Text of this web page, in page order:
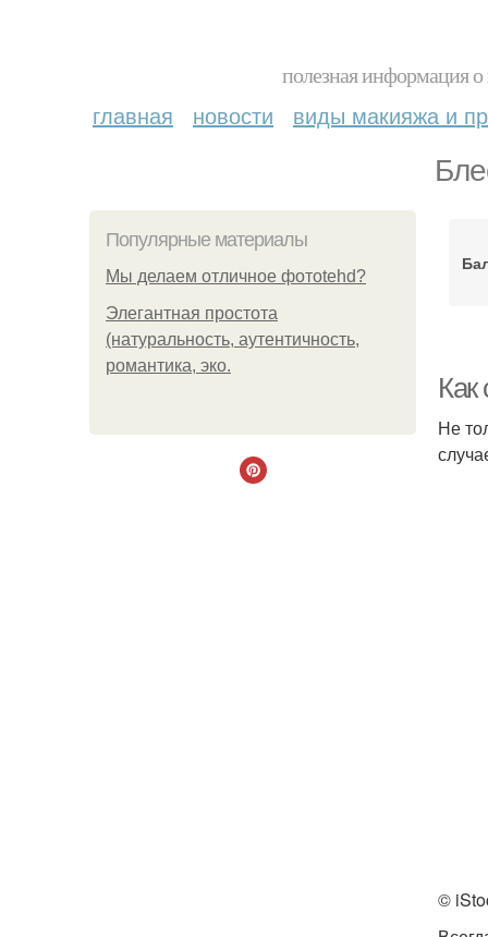
полезная информация
главная новости виды макияжа и
Популярные материалы
Мы делаем отличное фотоtehd?
Элегантная простота
(натуральность, аутентичность,
романтика, эко.
Как
Не
©